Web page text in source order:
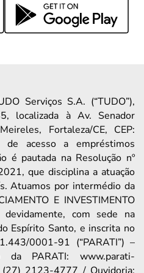
Serviços S.A. (“TUDO”),
localizada à Av. Senador
Fortaleza/CE, CEP:
acesso a empréstimos
é pautada na Resolução nº
que disciplina a atuação
Atuamos por intermédio da
E INVESTIMENTO
com sede na
Espírito Santo, e inscrita no
0001-91 (“PARATI”) –
da PARATI: www.parati-